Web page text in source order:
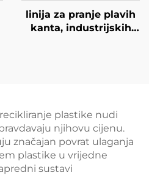
linija za pranje plavih
kanta, industrijskih
plastike nudi
njihovu cijenu.
značajan povrat ulaganja
plastike u vrijedne
sustavi